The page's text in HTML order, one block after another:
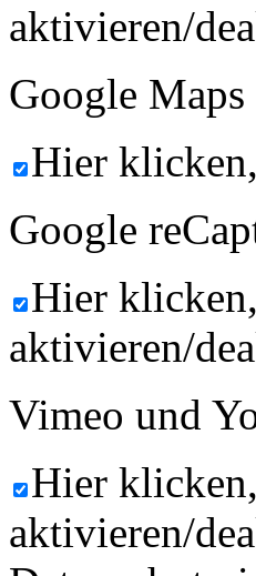
aktivieren/
Google
Hier
Google
Hier
aktivieren/
Vimeo und
Hier
aktivieren/